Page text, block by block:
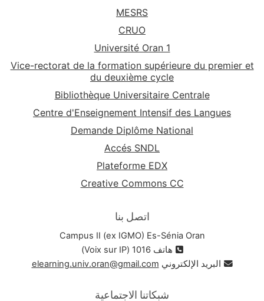
MESRS
CRUO
Université Oran 1
Vice-rectorat de la formation supérieure du premier et
du deuxième cycle
Bibliothèque Universitaire Centrale
Centre d'Enseignement Intensif des Langues
Demande Diplôme National
Accés SNDL
Plateforme EDX
Creative Commons CC
اتصل بنا
Campus II (ex IGMO) Es-Sénia Oran
هاتف 1016 (Voix sur IP)
البريد الإلكتروني elearning.univ.oran@gmail.com
شبكاتنا الاجتماعية